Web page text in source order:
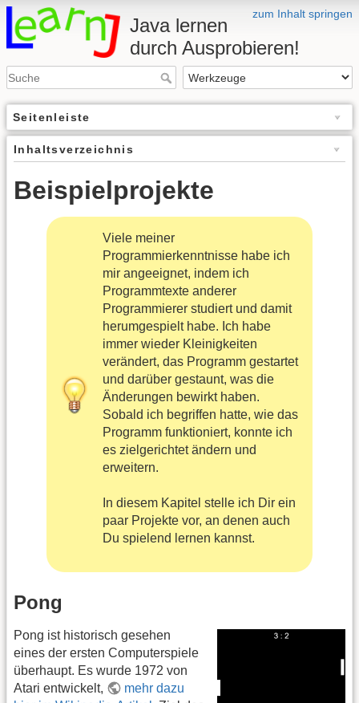
zum Inhalt springen
Java lernen
durch Ausprobieren!
Seitenleiste
Inhaltsverzeichnis
Beispielprojekte
Viele meiner
Programmierkenntnisse habe ich
mir angeeignet, indem ich
Programmtexte anderer
Programmierer studiert und damit
herumgespielt habe. Ich habe
immer wieder Kleinigkeiten
verändert, das Programm gestartet
und darüber gestaunt, was die
Änderungen bewirkt haben.
Sobald ich begriffen hatte, wie das
Programm funktioniert, konnte ich
es zielgerichtet ändern und
erweitern.
In diesem Kapitel stelle ich Dir ein
paar Projekte vor, an denen auch
Du spielend lernen kannst.
Pong
Pong ist historisch gesehen
eines der ersten Computerspiele
überhaupt. Es wurde 1972 von
Atari entwickelt,
mehr dazu